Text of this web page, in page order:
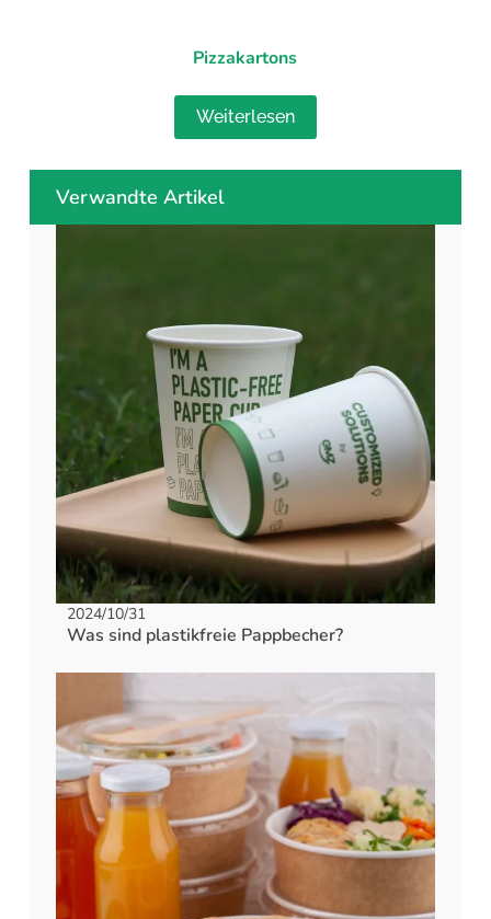
Pizzakartons
Weiterlesen
Verwandte Artikel
2024/10/31
Was sind plastikfreie Pappbecher?